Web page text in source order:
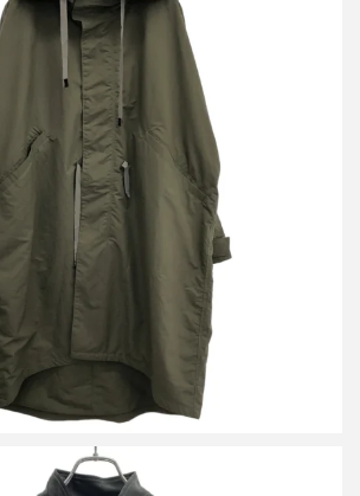
SHELLPARKA ポリエステルモッズコート
RM162-002
買取金額12,000円
詳しく見る